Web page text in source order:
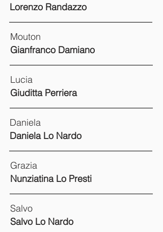
Lorenzo Randazzo
Mouton
Gianfranco Damiano
Lucia
Giuditta Perriera
Daniela
Daniela Lo Nardo
Grazia
Nunziatina Lo Presti
Salvo
Salvo Lo Nardo